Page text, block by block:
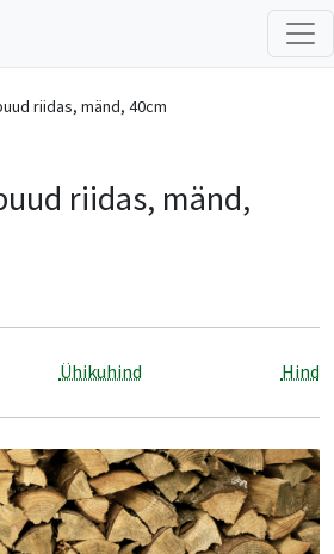
riidas, mänd, 40cm
riidas, mänd,
Ühikuhind Hind